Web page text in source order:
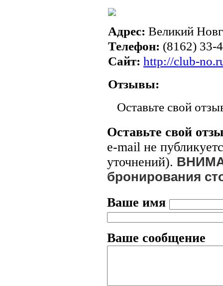
Адрес: Великий
Телефон: (8162) 33-
Сайт: http://club-
Отзывы:
Оставьте свой
Оставьте свой
e-mail не
уточнений).
бронирования
Ваше имя
Ваше сообщение